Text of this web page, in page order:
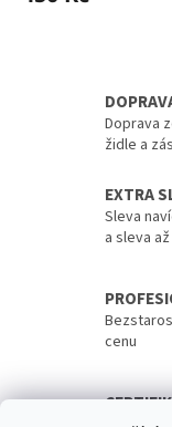
Doprava
židle a
EXTRA
Sleva
a sleva
cenu